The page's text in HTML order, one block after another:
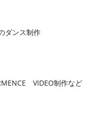
ダンス制作
VIDEO制作など